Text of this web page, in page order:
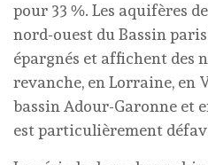
pour 33 %. Les aquifères
nord-ouest du Bassin
épargnés et affichent des
revanche, en Lorraine, en
bassin Adour-Garonne et
est particulièrement